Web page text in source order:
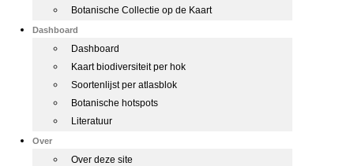
Botanische Collectie op de Kaart
Dashboard
Dashboard
Kaart biodiversiteit per hok
Soortenlijst per atlasblok
Botanische hotspots
Literatuur
Over
Over deze site